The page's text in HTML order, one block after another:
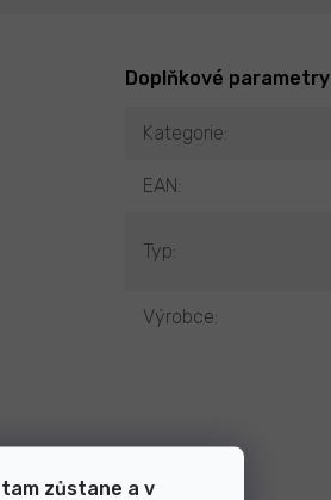
zůstane a v
Doplňkové parametry
Kategorie:
EAN:
Typ:
Výrobce: